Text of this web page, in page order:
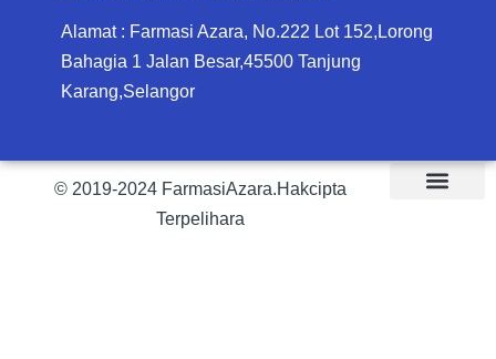
Alamat : Farmasi Azara, No.222 Lot 152,Lorong
Bahagia 1 Jalan Besar,45500 Tanjung
Karang,Selangor
© 2019-2024 FarmasiAzara.Hakcipta
Terpelihara